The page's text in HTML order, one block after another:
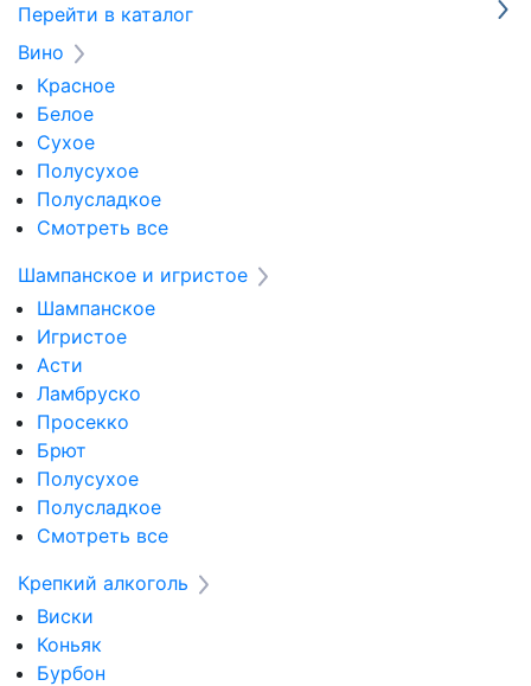
Перейти в каталог
Вино
Красное
Белое
Сухое
Полусухое
Полусладкое
Смотреть все
Шампанское и игристое
Шампанское
Игристое
Асти
Ламбруско
Просекко
Брют
Полусухое
Полусладкое
Смотреть все
Крепкий алкоголь
Виски
Коньяк
Бурбон